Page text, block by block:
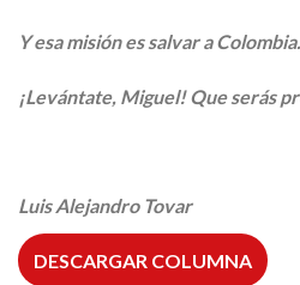
Y esa misión es salvar a Colombia.
¡Levántate, Miguel! Que serás
Luis Alejandro Tovar
DESCARGAR COLUMNA